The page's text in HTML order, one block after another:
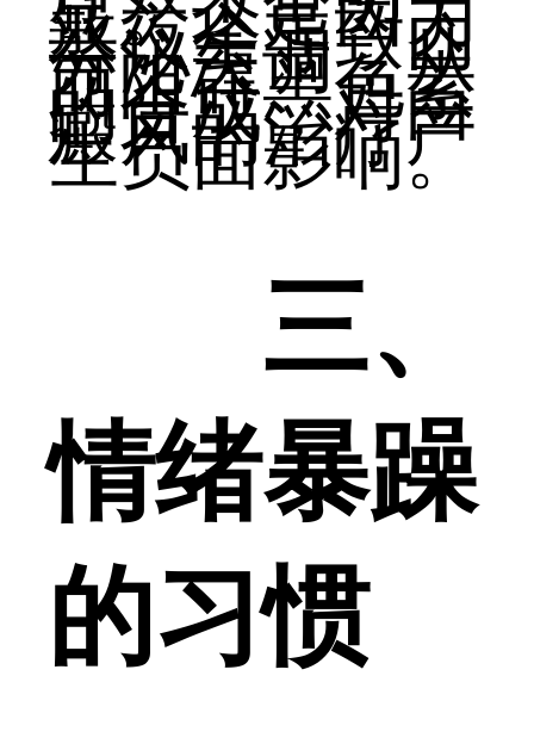
熬夜会导致内
分泌失调，从
而阻碍黑色素
的合成，对白
癜风的治疗产
生负面影响。
三、
情绪暴躁
的习惯